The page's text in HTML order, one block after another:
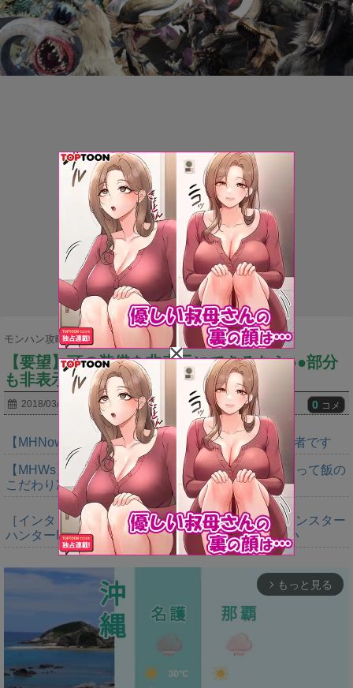
モンハン攻略まとめ隊 > 武器・防具
【要望】頭の装備を非表示にできるなら●●部分
も非表示にしてほしいんだがｗｗｗｗｗ
2018/03/01 0 コメ
【MHNow】週間1000は上積みの上積みなんで異常者です
【MHWs】やっぱいただきますの大切さ語るだけあって飯の
こだわり凄いよね
［インタビュー］距離を超えて，一緒に狩る。「モンスター
ハンターNow」の新機能 フレンドリンク開発の狙い
arrow_forward_ios もっと見る